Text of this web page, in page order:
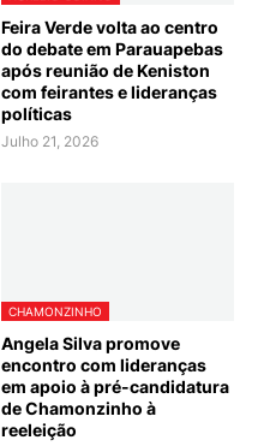
Feira Verde volta ao centro
do debate em Parauapebas
após reunião de Keniston
com feirantes e lideranças
políticas
Julho 21, 2026
CHAMONZINHO
Angela Silva promove
encontro com lideranças
em apoio à pré-candidatura
de Chamonzinho à
reeleição